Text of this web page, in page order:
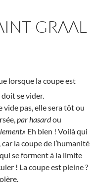
GRAAL
lorsque la coupe est
se vider.
vide pas, elle sera tôt ou
par hasardou
Eh bien ! Voilà qui
la coupe de l’humanité
se forment à la limite
! La coupe est pleine ?